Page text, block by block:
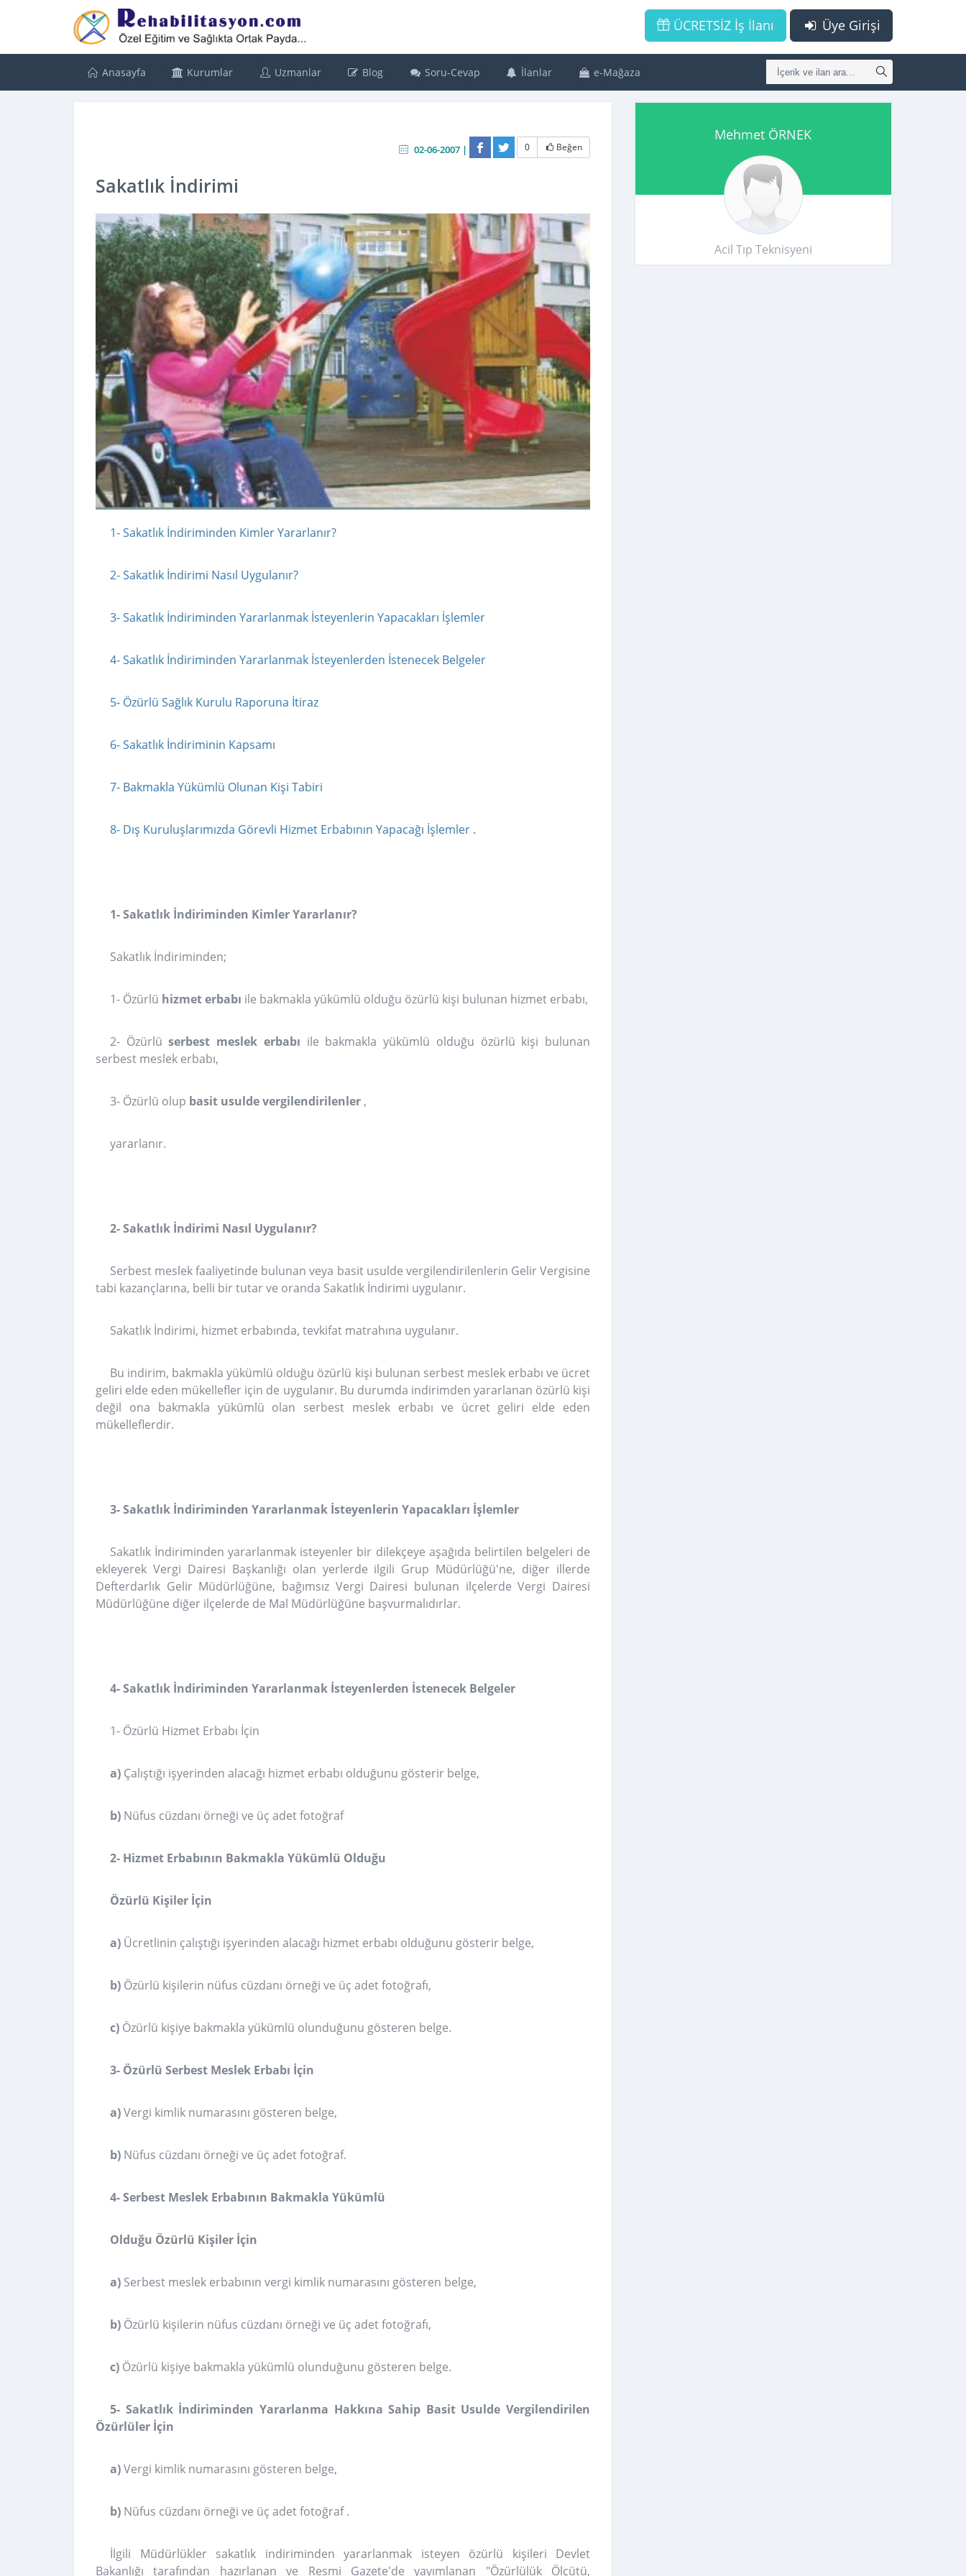
Üye Girişi
ÜCRETSİZ İş İlanı
Anasayfa Kurumlar Uzmanlar Blog Soru-Cevap İlanlar e-Mağaza
02-06-2007 | 0 Beğen
Sakatlık İndirimi
1- Sakatlık İndiriminden Kimler Yararlanır?
2- Sakatlık İndirimi Nasıl Uygulanır?
3- Sakatlık İndiriminden Yararlanmak İsteyenlerin Yapacakları İşlemler
4- Sakatlık İndiriminden Yararlanmak İsteyenlerden İstenecek Belgeler
5- Özürlü Sağlık Kurulu Raporuna İtiraz
6- Sakatlık İndiriminin Kapsamı
7- Bakmakla Yükümlü Olunan Kişi Tabiri
8- Dış Kuruluşlarımızda Görevli Hizmet Erbabının Yapacağı İşlemler .
1- Sakatlık İndiriminden Kimler Yararlanır?
Sakatlık İndiriminden;
1- Özürlü hizmet erbabı ile bakmakla yükümlü olduğu özürlü kişi bulunan hizmet erbabı,
2- Özürlüserbest meslek erbabı ile bakmakla yükümlü olduğu özürlü kişi bulunan
serbest meslek erbabı,
3- Özürlü olup basit usulde vergilendirilenler ,
yararlanır.
2- Sakatlık İndirimi Nasıl Uygulanır?
Serbest meslek faaliyetinde bulunan veya basit usulde vergilendirilenlerin Gelir Vergisine
tabi kazançlarına, belli bir tutar ve oranda Sakatlık İndirimi uygulanır.
Sakatlık İndirimi, hizmet erbabında, tevkifat matrahına uygulanır.
Bu indirim, bakmakla yükümlü olduğu özürlü kişi bulunan serbest meslek erbabı ve ücret
geliri elde eden mükellefler için de uygulanır. Bu durumda indirimden yararlanan özürlü kişi
değil ona bakmakla yükümlü olan serbest meslek erbabı ve ücret geliri elde eden
mükelleflerdir.
3- Sakatlık İndiriminden Yararlanmak İsteyenlerin Yapacakları İşlemler
Sakatlık İndiriminden yararlanmak isteyenler bir dilekçeye aşağıda belirtilen belgeleri de
ekleyerek Vergi Dairesi Başkanlığı olan yerlerde ilgili Grup Müdürlüğü'ne, diğer illerde
Defterdarlık Gelir Müdürlüğüne, bağımsız Vergi Dairesi bulunan ilçelerde Vergi Dairesi
Müdürlüğüne diğer ilçelerde de Mal Müdürlüğüne başvurmalıdırlar.
4- Sakatlık İndiriminden Yararlanmak İsteyenlerden İstenecek Belgeler
1- Özürlü Hizmet Erbabı İçin
a) Çalıştığı işyerinden alacağı hizmet erbabı olduğunu gösterir belge,
b) Nüfus cüzdanı örneği ve üç adet fotoğraf
2- Hizmet Erbabının Bakmakla Yükümlü Olduğu
Özürlü Kişiler İçin
a) Ücretlinin çalıştığı işyerinden alacağı hizmet erbabı olduğunu gösterir belge,
b) Özürlü kişilerin nüfus cüzdanı örneği ve üç adet fotoğrafı,
c) Özürlü kişiye bakmakla yükümlü olunduğunu gösteren belge.
3- Özürlü Serbest Meslek Erbabı İçin
a)Vergi kimlik numarasını gösteren belge,
b) Nüfus cüzdanı örneği ve üç adet fotoğraf.
4- Serbest Meslek Erbabının Bakmakla Yükümlü
Olduğu Özürlü Kişiler İçin
a) Serbest meslek erbabının vergi kimlik numarasını gösteren belge,
b) Özürlü kişilerin nüfus cüzdanı örneği ve üç adet fotoğrafı,
c) Özürlü kişiye bakmakla yükümlü olunduğunu gösteren belge.
5- Sakatlık İndiriminden Yararlanma Hakkına Sahip Basit Usulde Vergilendirilen
Özürlüler İçin
a)Vergi kimlik numarasını gösteren belge,
b) Nüfus cüzdanı örneği ve üç adet fotoğraf .
İlgili Müdürlükler sakatlık indiriminden yararlanmak isteyen özürlü kişileri Devlet
Bakanlığı tarafından hazırlanan ve Resmi Gazete'de yayımlanan "Özürlülük Ölçütü,
Mehmet ÖRNEK
Acil Tıp Teknisyeni